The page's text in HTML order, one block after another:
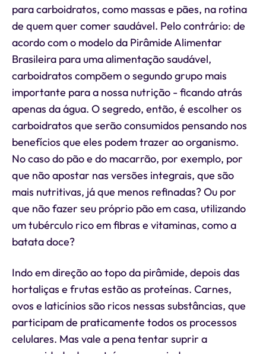
para carboidratos, como massas e pães, na rotina
de quem quer comer saudável. Pelo contrário: de
acordo com o modelo da Pirâmide Alimentar
Brasileira para uma alimentação saudável,
carboidratos compõem o segundo grupo mais
importante para a nossa nutrição - ficando atrás
apenas da água. O segredo, então, é escolher os
carboidratos que serão consumidos pensando nos
benefícios que eles podem trazer ao organismo.
No caso do pão e do macarrão, por exemplo, por
que não apostar nas versões integrais, que são
mais nutritivas, já que menos refinadas? Ou por
que não fazer seu próprio pão em casa, utilizando
um tubérculo rico em fibras e vitaminas, como a
batata doce?
Indo em direção ao topo da pirâmide, depois das
hortaliças e frutas estão as proteínas. Carnes,
ovos e laticínios são ricos nessas substâncias, que
participam de praticamente todos os processos
celulares. Mas vale a pena tentar suprir a